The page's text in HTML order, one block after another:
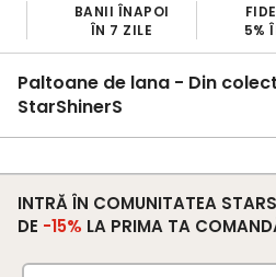
BANII ÎNAPOI
ÎN 7 ZILE
5%
Paltoane de lana - Din
StarShinerS
INTRĂ ÎN COMUNITATEA
DE -15% LA PRIMA TA